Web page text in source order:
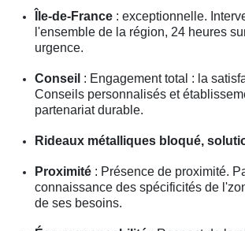
Île-de-France : exceptionnelle.
l'ensemble de la région, 24 heures
urgence.
Conseil : Engagement total : la
Conseils personnalisés et
partenariat durable.
Rideaux métalliques bloqué,
Proximité : Présence de proximité.
connaissance des spécificités de
de ses besoins.